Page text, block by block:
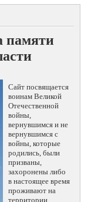
памяти
Сайт посвящается
воинам Великой
Отечественной
войны,
вернувшимся и не
вернувшимся с
войны, которые
родились, были
призваны,
захоронены либо
в настоящее время
проживают на
территории